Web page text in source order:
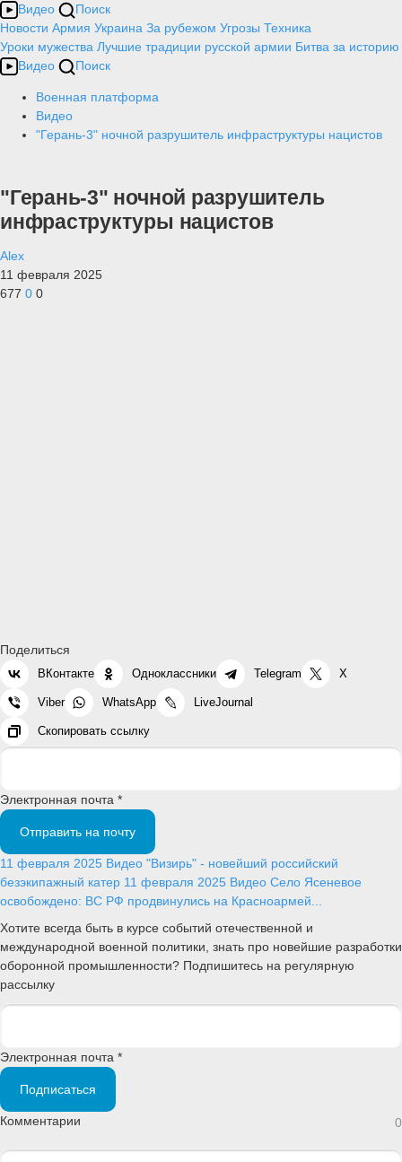
Видео
Поиск
Новости Армия Украина За рубежом Угрозы Техника
Уроки мужества Лучшие традиции русской армии Битва за историю
Видео
Поиск
Военная платформа
Видео
"Герань-3" ночной разрушитель инфраструктуры нацистов
"Герань-3" ночной разрушитель
инфраструктуры нацистов
Alex
11 февраля 2025
677 0 0
Поделиться
ВКонтакте Одноклассники Telegram X
Viber WhatsApp LiveJournal
Скопировать ссылку
Электронная почта *
Отправить на почту
11 февраля 2025 Видео "Визирь" - новейший российский
безэкипажный катер 11 февраля 2025 Видео Село Ясеневое
освобождено: ВС РФ продвинулись на Красноармей...
Хотите всегда быть в курсе событий отечественной и
международной военной политики, знать про новейшие разработки
оборонной промышленности? Подпишитесь на регулярную
рассылку
Электронная почта *
Подписаться
Комментарии 0